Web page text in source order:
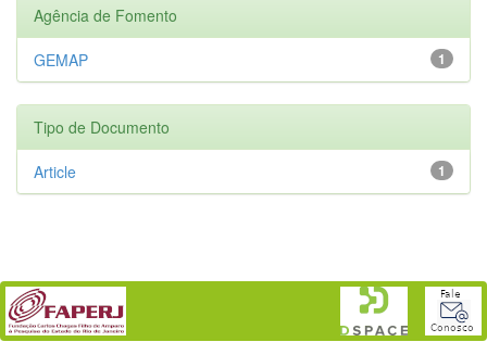
Agência de Fomento
1
GEMAP
Tipo de Documento
1
Article